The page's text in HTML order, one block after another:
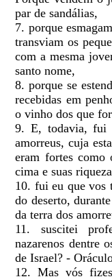
par de sandálias,
7. porque
transviam os
com a mesma
santo nome,
8. porque se
recebidas em
o vinho dos que
9. E, todavia, fui
amorreus, cuja
eram fortes como
cima e suas
10. fui eu que vos
do deserto,
da terra dos
11. suscitei
nazarenos dentre
de Israel? -
12. Mas vós